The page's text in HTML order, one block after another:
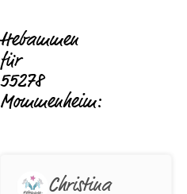
Hebammen
für
55278
Mommenheim:
Christina